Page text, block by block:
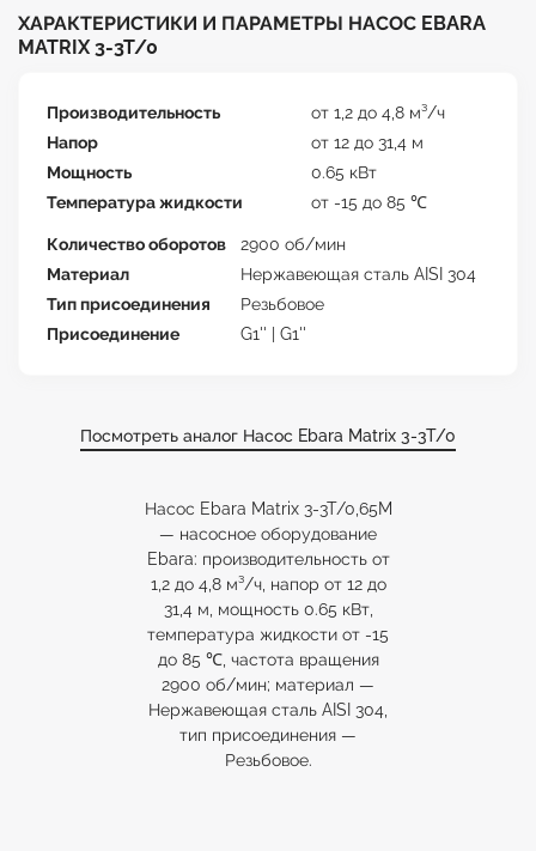
ХАРАКТЕРИСТИКИ И ПАРАМЕТРЫ НАСОС EBARA
MATRIX 3-3T/0
Производительность
от 1,2 до 4,8 м³/ч
Напор
от 12 до 31,4 м
Мощность
0.65 кВт
Температура жидкости
от -15 до 85 ℃
Количество оборотов
2900 об/мин
Материал
Нержавеющая сталь AISI 304
Тип присоединения
Резьбовое
Присоединение
G1'' | G1''
Посмотреть аналог Насос Ebara Matrix 3-3T/0
Насос Ebara Matrix 3-3T/0,65M
— насосное оборудование
Ebara: производительность от
1,2 до 4,8 м³/ч, напор от 12 до
31,4 м, мощность 0.65 кВт,
температура жидкости от -15
до 85 ℃, частота вращения
2900 об/мин; материал —
Нержавеющая сталь AISI 304,
тип присоединения —
Резьбовое.